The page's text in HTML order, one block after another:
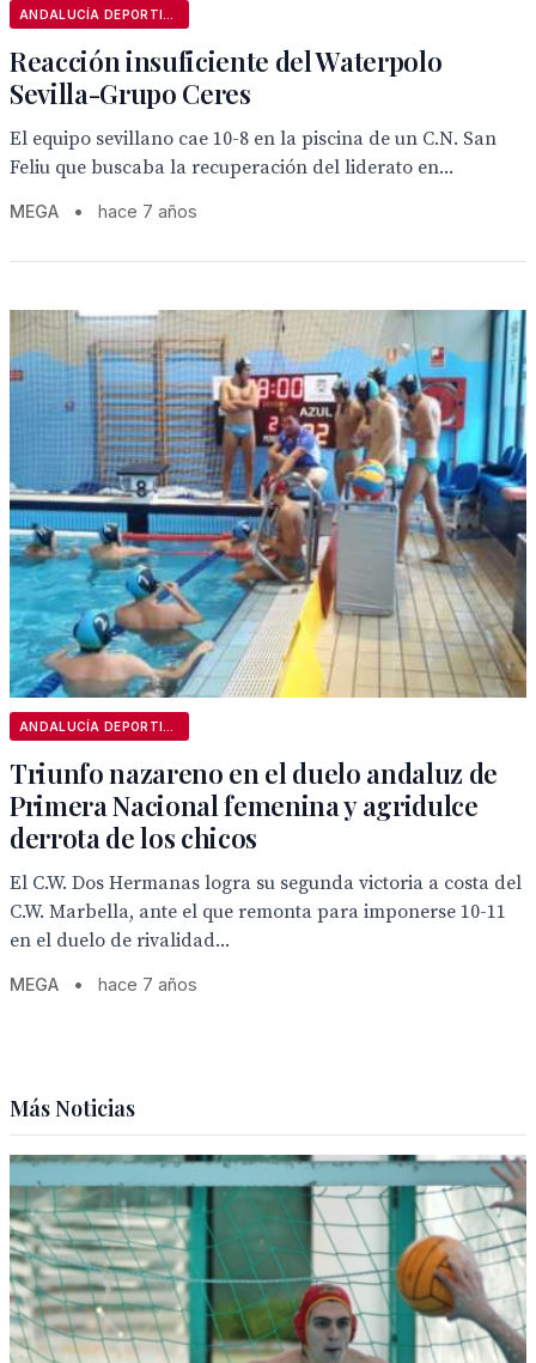
Reacción insuficiente del Waterpolo
Sevilla-Grupo Ceres
El equipo sevillano cae 10-8 en la piscina de un C.N. San
Feliu que buscaba la recuperación del liderato en...
MEGA • hace 7 años
Triunfo nazareno en el duelo andaluz de
Primera Nacional femenina y agridulce
derrota de los chicos
El C.W. Dos Hermanas logra su segunda victoria a costa del
C.W. Marbella, ante el que remonta para imponerse 10-11
en el duelo de rivalidad...
MEGA • hace 7 años
Más Noticias